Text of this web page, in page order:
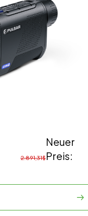
2.891,31$
Neuer
Preis: